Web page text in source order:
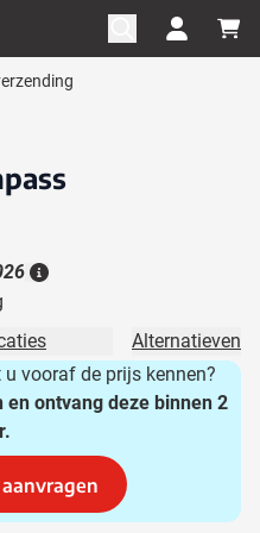
Alternatieven
vooraf de prijs kennen?
ontvang deze binnen 2